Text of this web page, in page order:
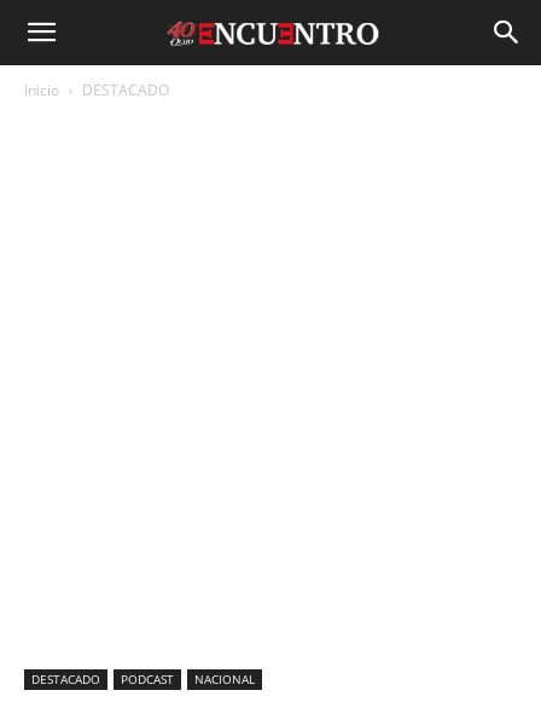
Inicio DESTACADO
DESTACADO PODCAST NACIONAL